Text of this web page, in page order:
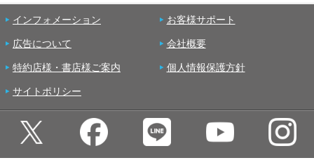
インフォメーション お客様サポート
広告について 会社概要
特約店様・書店様ご案内 個人情報保護方針
サイトポリシー